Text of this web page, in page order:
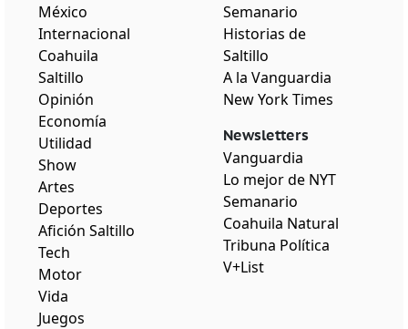
México
Internacional
Coahuila
Saltillo
Opinión
Economía
Utilidad
Show
Artes
Deportes
Afición Saltillo
Tech
Motor
Vida
Juegos
Semanario
Historias de
Saltillo
A la Vanguardia
New York Times
Newsletters
Vanguardia
Lo mejor de NYT
Semanario
Coahuila Natural
Tribuna Política
V+List